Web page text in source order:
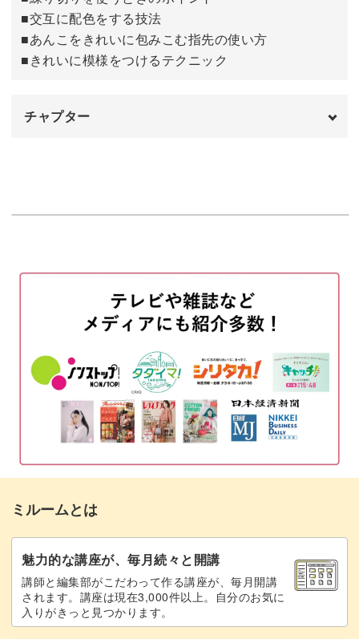
色を変更すればお正月にも使える和菓子となっていますの
で、基本テクニックをマスターすれば、年末から年始にか
ぜひクリスマスカラーの和菓子作りにチャレンジして、今
■交互に配色をする技法
■あんこをきれいに包みこむ指先の使い方
■きれいに模様をつけるテクニック
チャプター
エッグカッターを使って白と緑の練り切り
をそれぞれ6等分にする
白と緑の練り切りを交互に並べる 08:49
エッグカッターを使わない方法 10:47
練り切りを平らな円にする
表になる面を手のひら側にしてあんこを包
17:01
丸くなるように形を整える
三角棒で色の境目に線を入れる 20:30
葉っぱの部分に二重線を入れる 23:09
葉脈をつける 24:56
ミルームとは
魅力的な講座が、毎月続々と開講
講師と編集部がこだわって作る講座が、毎月開講
されます。講座は現在3,000件以上。自分のお気に
入りがきっと見つかります。